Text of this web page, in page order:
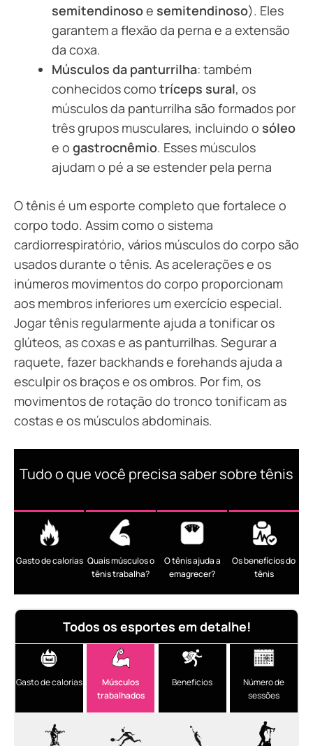
semitendinosoe semitendinoso). Eles
garantem a flexão da perna e a extensão
da coxa.
Músculos da panturrilha: também
conhecidos como tríceps sural, os
músculos da panturrilha são formados por
três grupos musculares, incluindo o sóleo
e o gastrocnêmio. Esses músculos
ajudam o pé a se estender pela perna
O tênis é um esporte completo que fortalece o
corpo todo. Assim como o sistema
cardiorrespiratório, vários músculos do corpo são
usados durante o tênis. As acelerações e os
inúmeros movimentos do corpo proporcionam
aos membros inferiores um exercício especial.
Jogar tênis regularmente ajuda a tonificar os
glúteos, as coxas e as panturrilhas. Segurar a
raquete, fazer backhands e forehands ajuda a
esculpir os braços e os ombros. Por fim, os
movimentos de rotação do tronco tonificam as
costas e os músculos abdominais.
Tudo o que você precisa saber sobre tênis
Gasto de calorias Quais músculos o
tênis trabalha?
O tênis ajuda a
emagrecer?
Os benefícios do
tênis
Todos os esportes em detalhe!
Gasto de calorias
Músculos
trabalhados
Beneficios
Número de
sessões